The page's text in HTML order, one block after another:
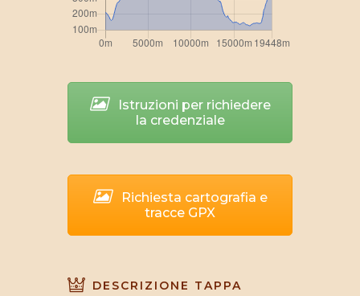
Istruzioni per richiedere
la credenziale
Richiesta cartografia e
tracce GPX
DESCRIZIONE TAPPA